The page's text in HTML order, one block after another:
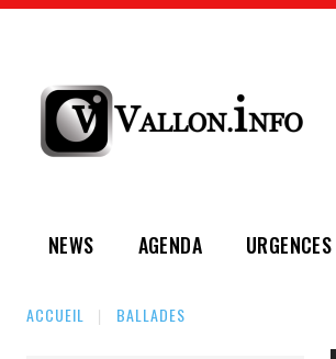
NEWS AGENDA URGENCES
ACCUEIL BALLADES